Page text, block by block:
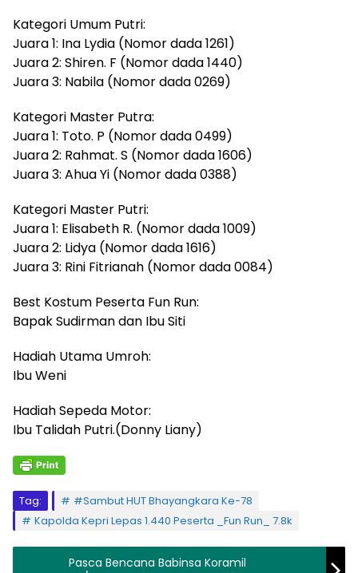
Kategori Umum Putri:
Juara 1: Ina Lydia (Nomor dada 1261)
Juara 2: Shiren. F (Nomor dada 1440)
Juara 3: Nabila (Nomor dada 0269)
Kategori Master Putra:
Juara 1: Toto. P (Nomor dada 0499)
Juara 2: Rahmat. S (Nomor dada 1606)
Juara 3: Ahua Yi (Nomor dada 0388)
Kategori Master Putri:
Juara 1: Elisabeth R. (Nomor dada 1009)
Juara 2: Lidya (Nomor dada 1616)
Juara 3: Rini Fitrianah (Nomor dada 0084)
Best Kostum Peserta Fun Run:
Bapak Sudirman dan Ibu Siti
Hadiah Utama Umroh:
Ibu Weni
Hadiah Sepeda Motor:
Ibu Talidah Putri.(Donny Liany)
Tag:
#Sambut HUT Bhayangkara Ke-78
Kapolda Kepri Lepas 1.440 Peserta _Fun Run_ 7.8k
Pasca Bencana Babinsa Koramil